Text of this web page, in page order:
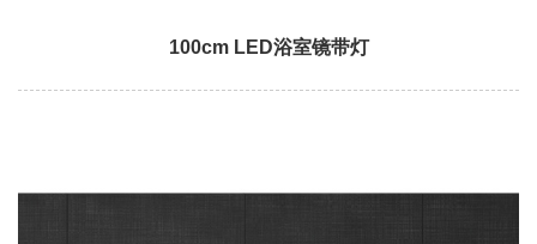
100cm LED浴室镜带灯